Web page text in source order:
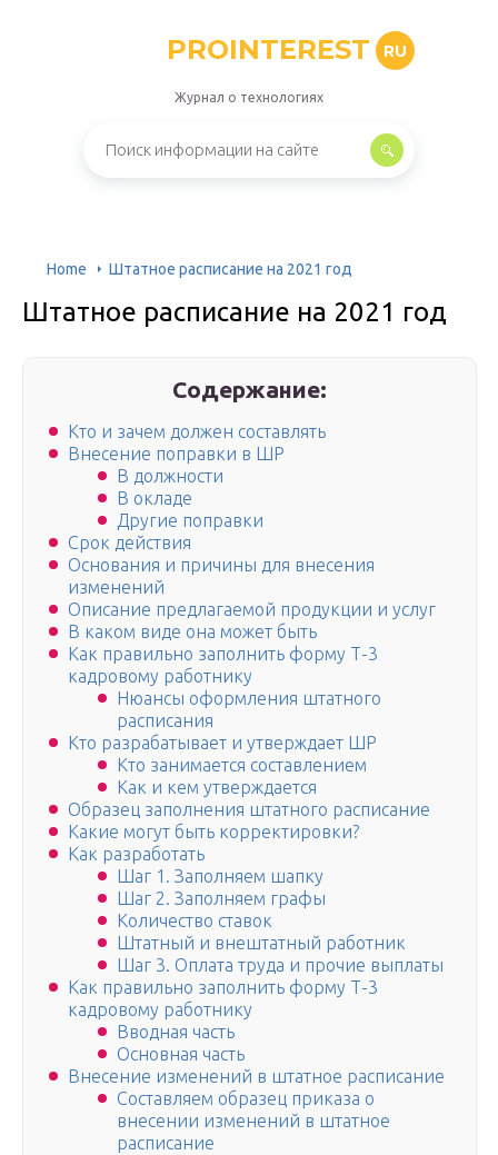
PROINTEREST RU
Журнал о технологиях
Home Штатное расписание на 2021 год
Штатное расписание на 2021 год
Содержание:
Кто и зачем должен составлять
Внесение поправки в ШР
В должности
В окладе
Другие поправки
Срок действия
Основания и причины для внесения
изменений
Описание предлагаемой продукции и услуг
В каком виде она может быть
Как правильно заполнить форму Т-3
кадровому работнику
Нюансы оформления штатного
расписания
Кто разрабатывает и утверждает ШР
Кто занимается составлением
Как и кем утверждается
Образец заполнения штатного расписание
Какие могут быть корректировки?
Как разработать
Шаг 1. Заполняем шапку
Шаг 2. Заполняем графы
Количество ставок
Штатный и внештатный работник
Шаг 3. Оплата труда и прочие выплаты
Как правильно заполнить форму Т-3
кадровому работнику
Вводная часть
Основная часть
Внесение изменений в штатное расписание
Составляем образец приказа о
внесении изменений в штатное
расписание